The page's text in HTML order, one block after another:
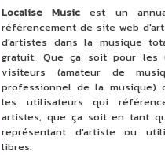
Heavenly
Musique
Tropical
industrielle
Metal
Musique
Localise Music est un
référencement de site web
d'artistes dans la musique
gratuit. Que ça soit pour les
visiteurs (amateur de
professionnel de la musique)
les utilisateurs qui
artistes, que ça soit en tant
représentant d'artiste ou
libres.